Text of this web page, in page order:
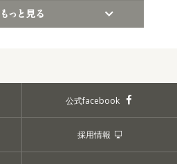
公式facebook
採用情報